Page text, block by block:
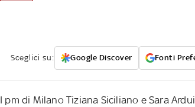
Sceglici su: Google Discover Fonti
I pm di Milano Tiziana Siciliano e Sara